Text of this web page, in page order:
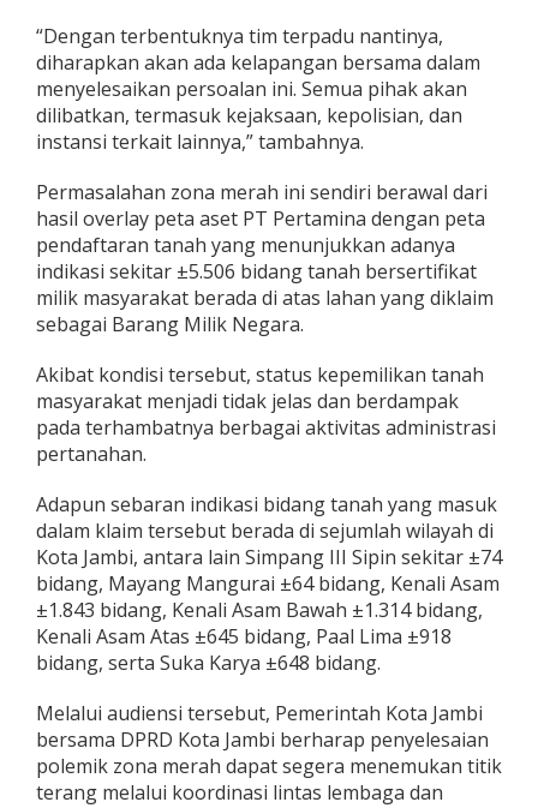
“Dengan terbentuknya tim terpadu nantinya,
diharapkan akan ada kelapangan bersama dalam
menyelesaikan persoalan ini. Semua pihak akan
dilibatkan, termasuk kejaksaan, kepolisian, dan
instansi terkait lainnya,” tambahnya.
Permasalahan zona merah ini sendiri berawal dari
hasil overlay peta aset PT Pertamina dengan peta
pendaftaran tanah yang menunjukkan adanya
indikasi sekitar ±5.506 bidang tanah bersertifikat
milik masyarakat berada di atas lahan yang diklaim
sebagai Barang Milik Negara.
Akibat kondisi tersebut, status kepemilikan tanah
masyarakat menjadi tidak jelas dan berdampak
pada terhambatnya berbagai aktivitas administrasi
pertanahan.
Adapun sebaran indikasi bidang tanah yang masuk
dalam klaim tersebut berada di sejumlah wilayah di
Kota Jambi, antara lain Simpang III Sipin sekitar ±74
bidang, Mayang Mangurai ±64 bidang, Kenali Asam
±1.843 bidang, Kenali Asam Bawah ±1.314 bidang,
Kenali Asam Atas ±645 bidang, Paal Lima ±918
bidang, serta Suka Karya ±648 bidang.
Melalui audiensi tersebut, Pemerintah Kota Jambi
bersama DPRD Kota Jambi berharap penyelesaian
polemik zona merah dapat segera menemukan titik
terang melalui koordinasi lintas lembaga dan